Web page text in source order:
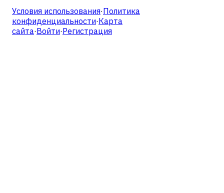
Условия использования·Политика
конфиденциальности·Карта
сайта·Войти·Регистрация